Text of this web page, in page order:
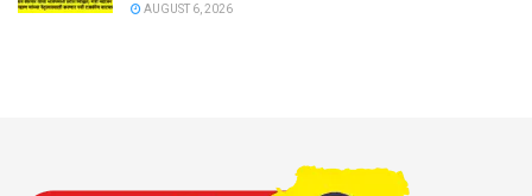
AUGUST 6, 2026